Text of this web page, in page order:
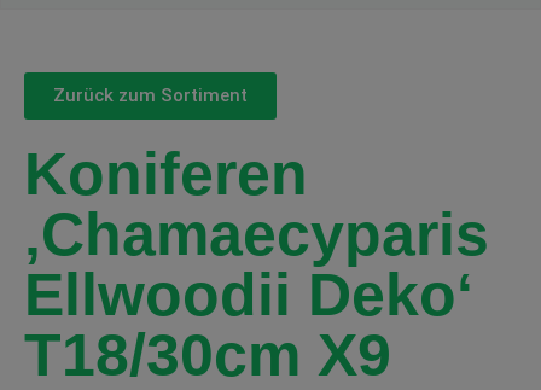
Zurück zum Sortiment
Koniferen
‚Chamaecyparis
Ellwoodii Deko‘
T18/30cm X9